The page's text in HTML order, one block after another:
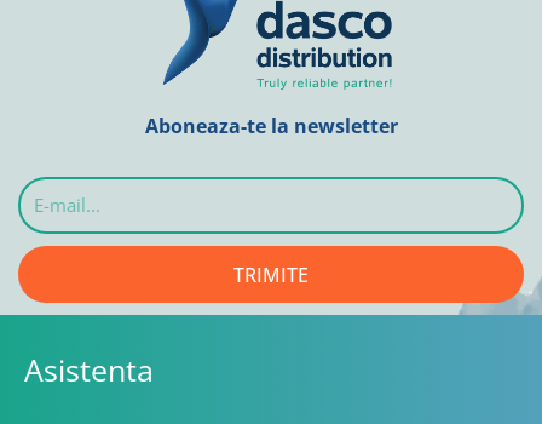
Aboneaza-te la newsletter
E-
mail...
TRIMITE
Asistenta